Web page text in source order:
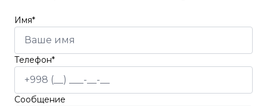
Имя*
Телефон*
Сообщение